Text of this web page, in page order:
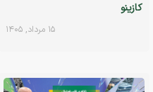
کازینو
۱۵ مرداد, ۱۴۰۵